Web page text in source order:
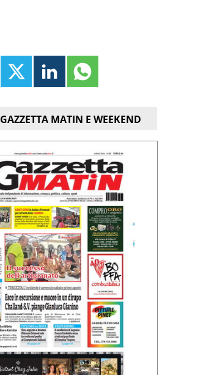
GAZZETTA MATIN E WEEKEND